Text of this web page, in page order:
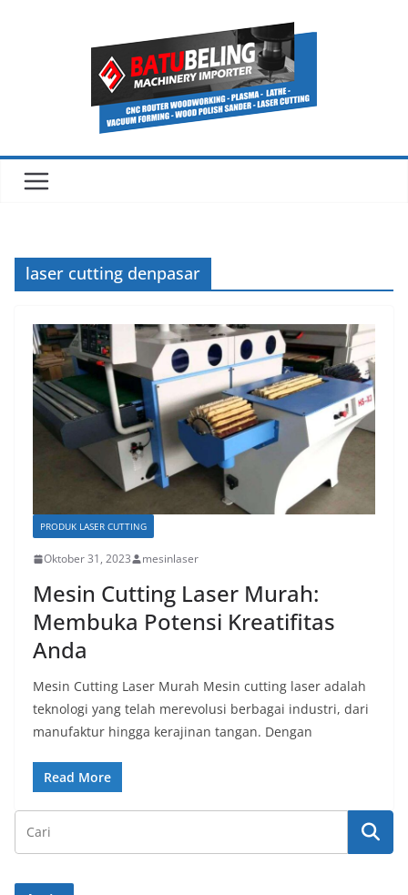
laser cutting denpasar
PRODUK LASER CUTTING
Oktober 31, 2023 mesinlaser
Mesin Cutting Laser Murah:
Membuka Potensi Kreatifitas
Anda
Mesin Cutting Laser Murah Mesin cutting laser adalah
teknologi yang telah merevolusi berbagai industri, dari
manufaktur hingga kerajinan tangan. Dengan
Read More